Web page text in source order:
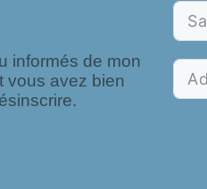
informés de mon
vous avez bien